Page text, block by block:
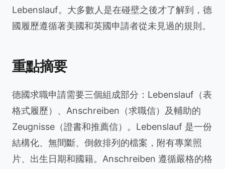
Lebenslauf。大多數人是在碰壁之後才了解到，德
國履歷遵循著美國和英國申請者從未見過的規則。
重點摘要
德國求職申請需要三個組成部分：Lebenslauf（表
格式履歷）、Anschreiben（求職信）及輔助的
Zeugnisse（證書和推薦信）。Lebenslauf 是一份
結構化、無間斷、倒敘排列的檔案，附有專業照
片、出生日期和國籍。Anschreiben 遵循嚴格的格